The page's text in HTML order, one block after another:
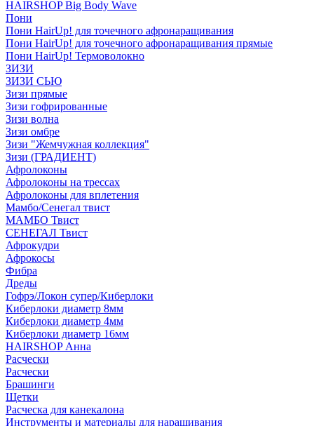
HAIRSHOP Big Body Wave
Пони
Пони HairUp! для точечного афронаращивания
Пони HairUp! для точечного афронаращивания прямые
Пони HairUp! Термоволокно
ЗИЗИ
ЗИЗИ СЬЮ
Зизи прямые
Зизи гофрированные
Зизи волна
Зизи омбре
Зизи "Жемчужная коллекция"
Зизи (ГРАДИЕНТ)
Афролоконы
Афролоконы на трессах
Афролоконы для вплетения
Мамбо/Сенегал твист
МАМБО Твист
СЕНЕГАЛ Твист
Афрокудри
Афрокосы
Фибра
Дреды
Гофрэ/Локон супер/Киберлоки
Киберлоки диаметр 8мм
Киберлоки диаметр 4мм
Киберлоки диаметр 16мм
HAIRSHOP Анна
Расчески
Расчески
Брашинги
Щетки
Расческа для канекалона
Инструменты и материалы для наращивания